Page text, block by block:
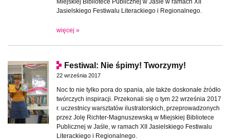
Jasielskiego Festiwalu Literackiego i Regionalnego.
więcej »
Festiwal: Nie śpimy! Tworzymy!
22 września 2017
Noc to nie tylko pora do spania, ale także doskonałe źródło
twórczych inspiracji. Przekonali się o tym 22 września 2017
r. uczestnicy warsztatów ilustratorskich, przeprowadzonych
przez Jolę Richter-Magnuszewską w Miejskiej Bibliotece
Publicznej w Jaśle, w ramach XII Jasielskiego Festiwalu
Literackiego i Regionalnego.